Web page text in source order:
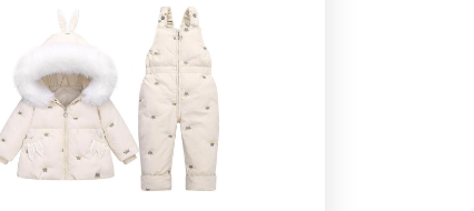
Ajouter
à la
liste de
souhaits